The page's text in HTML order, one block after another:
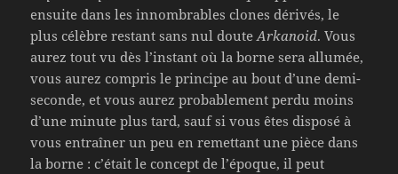
ensuite dans les innombrables clones dérivés, le
plus célèbre restant sans nul douteArkanoid. Vous
aurez tout vu dès l’instant où la borne sera allumée,
vous aurez compris le principe au bout d’une demi-
seconde, et vous aurez probablement perdu moins
d’une minute plus tard, sauf si vous êtes disposé à
vous entraîner un peu en remettant une pièce dans
la borne : c’était le concept de l’époque, il peut